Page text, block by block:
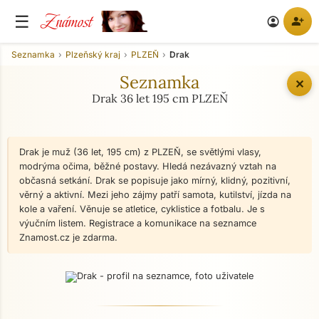
☰ Známost account_circle person_add
✕
Seznamka Plzeňský kraj PLZEŇ Drak
Seznamka
Drak 36 let 195 cm PLZEŇ
Drak je muž (36 let, 195 cm) z PLZEŇ, se světlými vlasy,
modrýma očima, běžné postavy. Hledá nezávazný vztah na
občasná setkání. Drak se popisuje jako mírný, klidný, pozitivní,
věrný a aktivní. Mezi jeho zájmy patří samota, kutilství, jízda na
kole a vaření. Věnuje se atletice, cyklistice a fotbalu. Je s
výučním listem. Registrace a komunikace na seznamce
Znamost.cz je zdarma.